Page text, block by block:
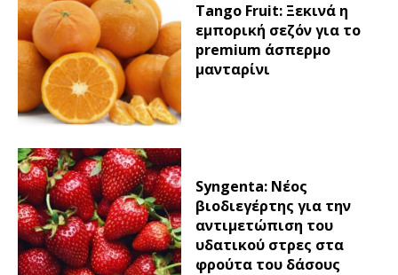
Tango Fruit: Ξεκινά η
εμπορική σεζόν για το
premium άσπερμο
μανταρίνι
Syngenta: Νέος
βιοδιεγέρτης για την
αντιμετώπιση του
υδατικού στρες στα
φρούτα του δάσους